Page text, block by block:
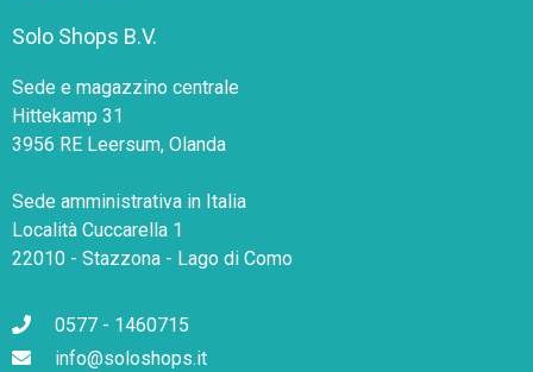
Solo Shops B.V.
Sede e magazzino centrale
Hittekamp 31
3956 RE Leersum, Olanda
Sede amministrativa in Italia
Località Cuccarella 1
22010 - Stazzona - Lago di Como
0577 - 1460715
info@soloshops.it